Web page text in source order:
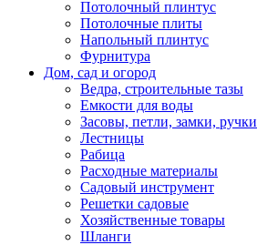
Потолочный плинтус
Потолочные плиты
Напольный плинтус
Фурнитура
Дом, сад и огород
Ведра, строительные тазы
Емкости для воды
Засовы, петли, замки, ручки
Лестницы
Рабица
Расходные материалы
Садовый инструмент
Решетки садовые
Хозяйственные товары
Шланги